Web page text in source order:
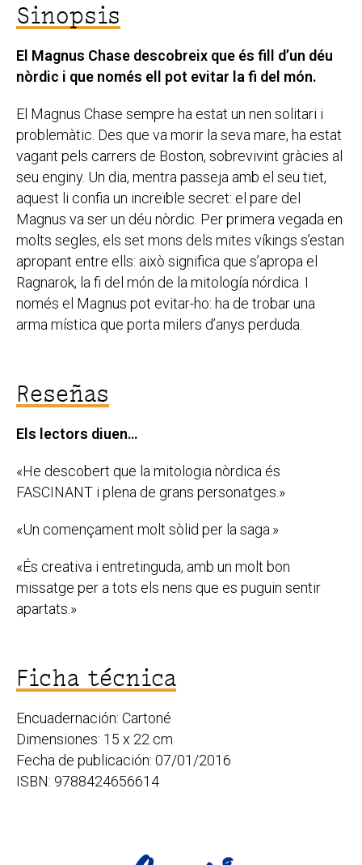
Sinopsis
El Magnus Chase descobreix que és fill d’un déu
nòrdic i que només ell pot evitar la fi del món.
El Magnus Chase sempre ha estat un nen solitari i
problemàtic. Des que va morir la seva mare, ha estat
vagant pels carrers de Boston, sobrevivint gràcies al
seu enginy. Un dia, mentra passeja amb el seu tiet,
aquest li confia un increïble secret: el pare del
Magnus va ser un déu nòrdic. Per primera vegada en
molts segles, els set mons dels mites víkings s’estan
apropant entre ells: això significa que s’apropa el
Ragnarok, la fi del món de la mitología nórdica. I
només el Magnus pot evitar-ho: ha de trobar una
arma mística que porta milers d’anys perduda.
Reseñas
Els lectors diuen…
«He descobert que la mitologia nòrdica és
FASCINANT i plena de grans personatges.»
«Un començament molt sòlid per la saga.»
«És creativa i entretinguda, amb un molt bon
missatge per a tots els nens que es puguin sentir
apartats.»
Ficha técnica
Encuadernación: Cartoné
Dimensiones: 15 x 22 cm
Fecha de publicación: 07/01/2016
ISBN: 9788424656614